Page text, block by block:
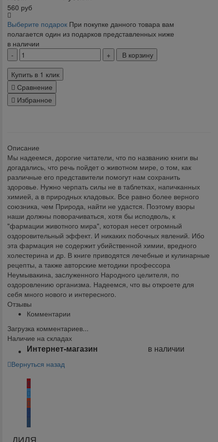
560 руб
Выберите подарок При покупке данного товара вам
полагается один из подарков представленных ниже
в наличии
В корзину
Купить в 1 клик
Сравнение
Избранное
Описание
Мы надеемся, дорогие читатели, что по названию книги вы
догадались, что речь пойдет о животном мире, о том, как
различные его представители помогут нам сохранить
здоровье. Нужно черпать силы не в таблетках, напичканных
химией, а в природных кладовых. Все равно более верного
союзника, чем Природа, найти не удастся. Поэтому взоры
наши должны поворачиваться, хотя бы исподволь, к
"фармации животного мира", которая несет огромный
оздоровительный эффект. И никаких побочных явлений. Ибо
эта фармация не содержит убийственной химии, вредного
холестерина и др. В книге приводятся лечебные и кулинарные
рецепты, а также авторские методики профессора
Неумывакина, заслуженного Народного целителя, по
оздоровлению организма. Надеемся, что вы откроете для
себя много нового и интересного.
Отзывы
Комментарии
Загрузка комментариев...
Наличие на складах
Интернет-магазин в наличии
Вернуться назад
ДИЛЯ